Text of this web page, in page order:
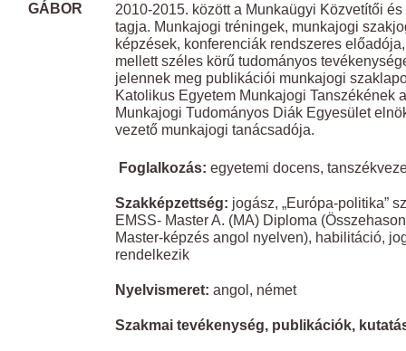
GÁBOR
2010-2015. között a Munkaügyi Közvetítői
tagja. Munkajogi tréningek, munkajogi
képzések, konferenciák rendszeres
mellett széles körű tudományos
jelennek meg publikációi munkajogi
Katolikus Egyetem Munkajogi Tanszékének
Munkajogi Tudományos Diák Egyesület
vezető munkajogi tanácsadója.
Foglalkozás: egyetemi docens,
Szakképzettség: jogász, „Európa-politika”
EMSS- Master A. (MA) Diploma
Master-képzés angol nyelven), habilitáció,
rendelkezik
Nyelvismeret: angol, német
Szakmai tevékenység, publikációk,